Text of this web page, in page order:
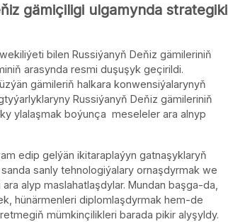
gämiçiligi ulgamynda strategiki
bilen Russiýanyň Deňiz gämileriniň
arasynda resmi duşuşyk geçirildi.
gämileriň halkara konwensiýalarynyň
Russiýanyň Deňiz gämileriniň
ylalaşmak boýunça meseleler ara alnyp
edip gelýän ikitaraplaýyn gatnaşyklaryň
sanly tehnologiýalary ornaşdyrmak we
alyp maslahatlaşdylar. Mundan başga-da,
hünärmenleri diplomlaşdyrmak hem-de
mümkinçilikleri barada pikir alyşyldy.